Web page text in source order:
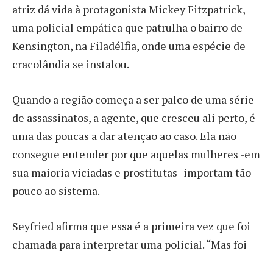
atriz dá vida à protagonista Mickey Fitzpatrick,
uma policial empática que patrulha o bairro de
Kensington, na Filadélfia, onde uma espécie de
cracolândia se instalou.
Quando a região começa a ser palco de uma série
de assassinatos, a agente, que cresceu ali perto, é
uma das poucas a dar atenção ao caso. Ela não
consegue entender por que aquelas mulheres -em
sua maioria viciadas e prostitutas- importam tão
pouco ao sistema.
Seyfried afirma que essa é a primeira vez que foi
chamada para interpretar uma policial. “Mas foi